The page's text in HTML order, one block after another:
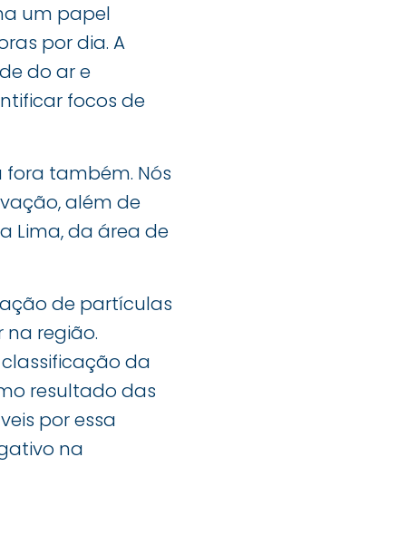
um papel
por dia. A
do ar e
focos de
também. Nós
além de
Lima, da área de
de partículas
região.
da
resultado das
por essa
na